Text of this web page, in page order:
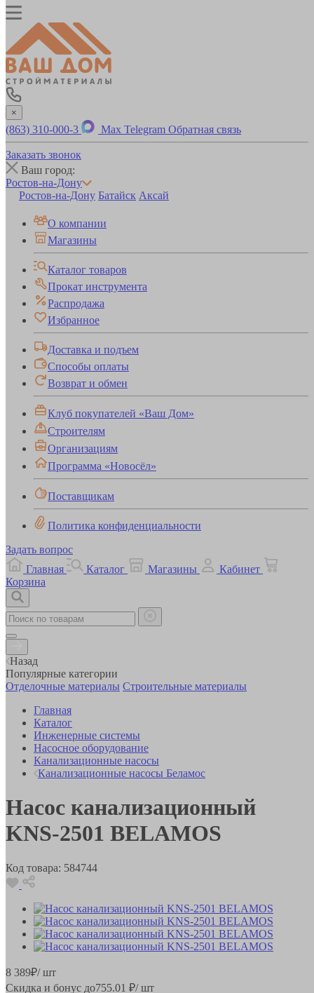
×
(863) 310-000-3 Max Telegram Обратная связь
Заказать звонок
Ваш город:
Ростов-на-Дону
Ростов-на-Дону Батайск Аксай
О компании
Магазины
Каталог товаров
Прокат инструмента
Распродажа
Избранное
Доставка и подъем
Способы оплаты
Возврат и обмен
Клуб покупателей «Ваш Дом»
Строителям
Организациям
Программа «Новосёл»
Поставщикам
Политика конфиденциальности
Задать вопрос
Главная
Каталог Магазины
Кабинет
Корзина
Назад
Популярные категории
Отделочные материалы Строительные материалы
Главная
Каталог
Инженерные системы
Насосное оборудование
Канализационные насосы
Канализационные насосы Беламос
Насос канализационный
KNS-2501 BELAMOS
Код товара: 584744
8 389₽/ шт
Скидка и бонус до755.01 ₽/ шт